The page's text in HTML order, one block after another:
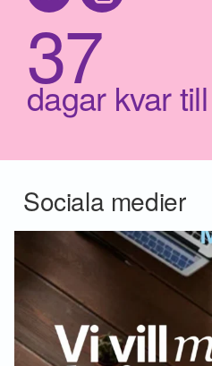
37
dagar kvar
Sociala medier